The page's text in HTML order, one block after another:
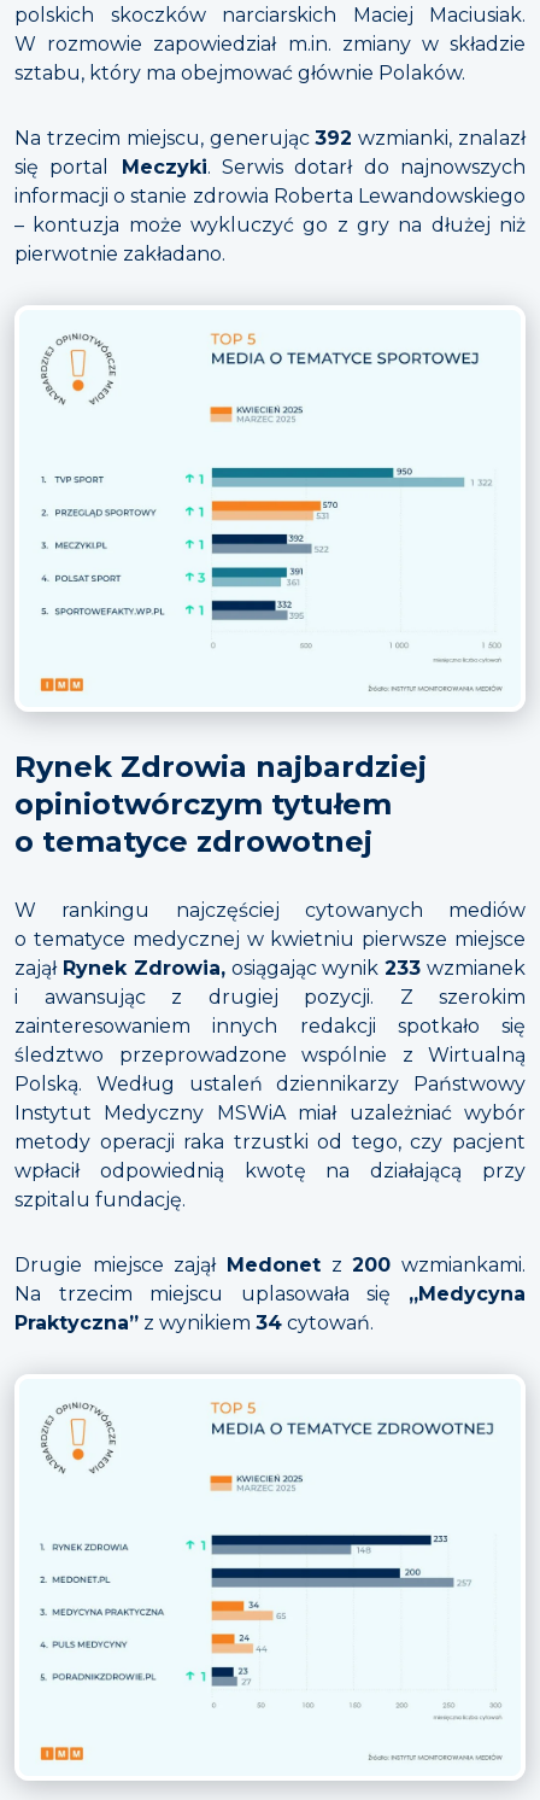
polskich skoczków narciarskich Maciej Maciusiak.
W rozmowie zapowiedział m.in. zmiany w składzie
sztabu, który ma obejmować głównie Polaków.
Na trzecim miejscu, generując392 wzmianki, znalazł
się portal
Meczyki. Serwis dotarł do najnowszych
informacji o stanie zdrowia Roberta Lewandowskiego
– kontuzja może wykluczyć go z gry na dłużej niż
pierwotnie zakładano.
Rynek Zdrowia najbardziej
opiniotwórczym tytułem
o tematyce zdrowotnej
W rankingu najczęściej cytowanych mediów
o tematyce medycznej w kwietniu pierwsze miejsce
zajął Rynek Zdrowia,osiągając wynik233 wzmianek
i awansując z drugiej pozycji. Z szerokim
zainteresowaniem innych redakcji spotkało się
śledztwo przeprowadzone wspólnie z Wirtualną
Polską. Według ustaleń dziennikarzy Państwowy
Instytut Medyczny MSWiA miał uzależniać wybór
metody operacji raka trzustki od tego, czy pacjent
wpłacił odpowiednią kwotę na działającą przy
szpitalu fundację.
Drugie miejsce zajął Medonet z200 wzmiankami.
Na trzecim miejscu uplasowała się „Medycyna
Praktyczna” z wynikiem 34 cytowań.